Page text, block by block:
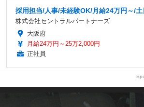
採用担当/人事/未経験OK/月給24万円～/
株式会社セントラルパートナーズ
大阪府
月給24万円～25万2,000円
正社員